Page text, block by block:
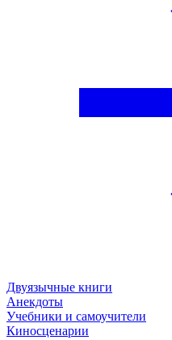
Двуязычные книги
Анекдоты
Учебники и самоучители
Киносценарии